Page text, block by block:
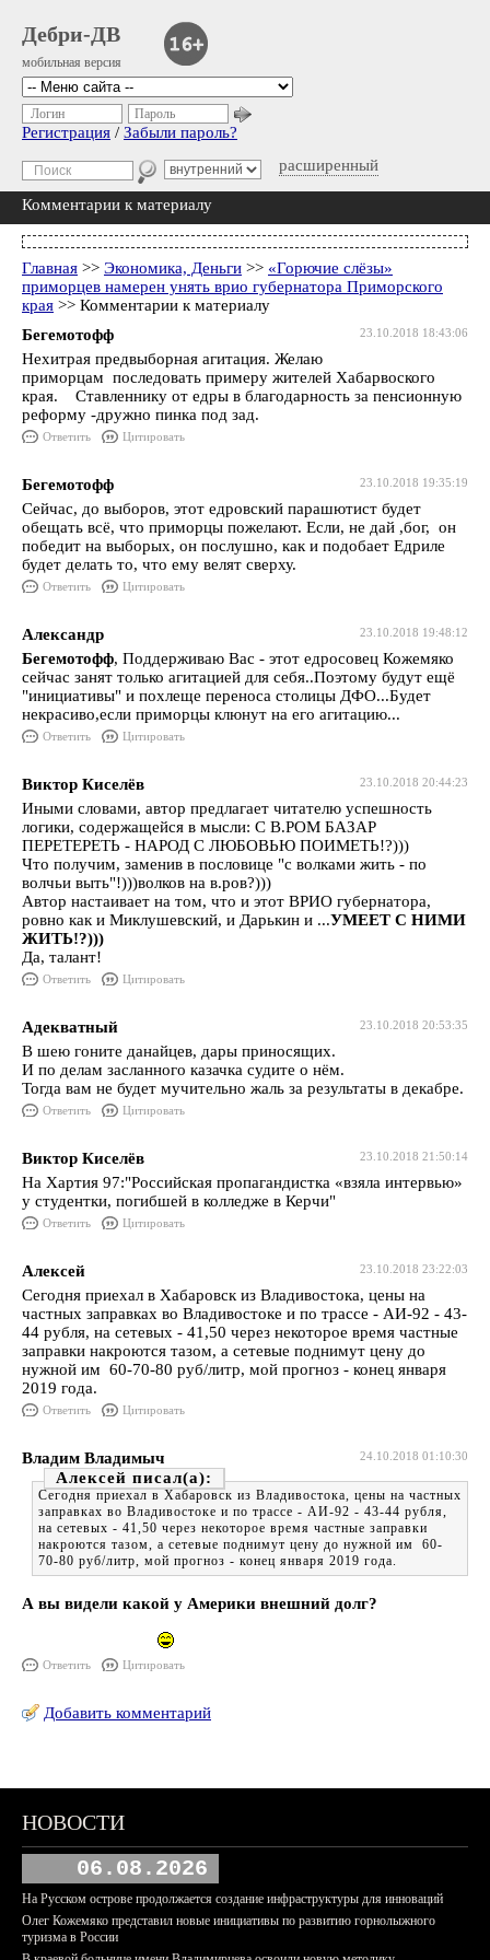
Дебри-ДВ
мобильная версия
расширенный
Логин Пароль
Регистрация / Забыли пароль?
Комментарии к материалу
Главная >> Экономика, Деньги >> «Горючие слёзы»
приморцев намерен унять врио губернатора Приморского
края >> Комментарии к материалу
23.10.2018 18:43:06
Бегемотофф
Нехитрая предвыборная агитация. Желаю
приморцам последовать примеру жителей Хабарвоского
края. Ставленнику от едры в благодарность за пенсионную
реформу -дружно пинка под зад.
Ответить Цитировать
23.10.2018 19:35:19
Бегемотофф
Сейчас, до выборов, этот едровский парашютист будет
обещать всё, что приморцы пожелают. Если, не дай ,бог, он
победит на выборых, он послушно, как и подобает Едриле
будет делать то, что ему велят сверху.
Ответить Цитировать
23.10.2018 19:48:12
Александр
Бегемотофф, Поддерживаю Вас - этот едросовец Кожемяко
сейчас занят только агитацией для себя..Поэтому будут ещё
"инициативы" и похлеще переноса столицы ДФО...Будет
некрасиво,если приморцы клюнут на его агитацию...
Ответить Цитировать
23.10.2018 20:44:23
Виктор Киселёв
Иными словами, автор предлагает читателю успешность
логики, содержащейся в мысли: С В.РОМ БАЗАР
ПЕРЕТЕРЕТЬ - НАРОД С ЛЮБОВЬЮ ПОИМЕТЬ!?)))
Что получим, заменив в пословице "с волками жить - по
волчьи выть"!)))волков на в.ров?)))
Автор настаивает на том, что и этот ВРИО губернатора,
ровно как и Миклушевский, и Дарькин и ...УМЕЕТ С НИМИ
ЖИТЬ!?)))
Да, талант!
Ответить Цитировать
23.10.2018 20:53:35
Адекватный
В шею гоните данайцев, дары приносящих.
И по делам засланного казачка судите о нём.
Тогда вам не будет мучительно жаль за результаты в декабре.
Ответить Цитировать
23.10.2018 21:50:14
Виктор Киселёв
На Хартия 97:"Российская пропагандистка «взяла интервью»
у студентки, погибшей в колледже в Керчи"
Ответить Цитировать
23.10.2018 23:22:03
Алексей
Сегодня приехал в Хабаровск из Владивостока, цены на
частных заправках во Владивостоке и по трассе - АИ-92 - 43-
44 рубля, на сетевых - 41,50 через некоторое время частные
заправки накроются тазом, а сетевые поднимут цену до
нужной им 60-70-80 руб/литр, мой прогноз - конец января
2019 года.
Ответить Цитировать
24.10.2018 01:10:30
Владим Владимыч
Алексей
Сегодня приехал в Хабаровск из Владивостока, цены на частных
заправках во Владивостоке и по трассе - АИ-92 - 43-44 рубля,
на сетевых - 41,50 через некоторое время частные заправки
накроются тазом, а сетевые поднимут цену до нужной им 60-
70-80 руб/литр, мой прогноз - конец января 2019 года.
А вы видели какой у Америки внешний долг?
Ответить Цитировать
Добавить комментарий
НОВОСТИ
06.08.2026
На Русском острове продолжается создание инфраструктуры для инноваций
Олег Кожемяко представил новые инициативы по развитию горнолыжного
туризма в России